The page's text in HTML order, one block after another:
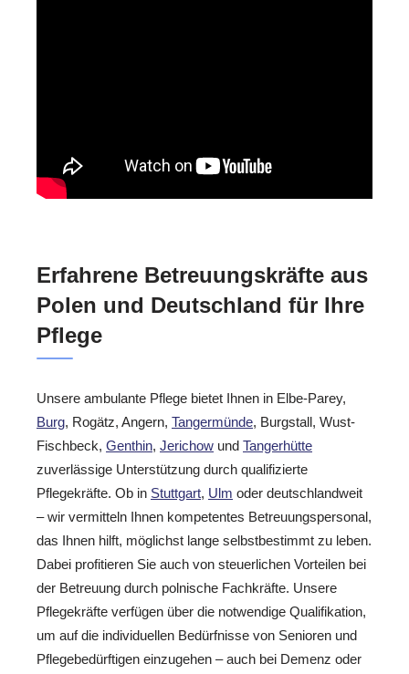
Erfahrene Betreuungskräfte aus
Polen und Deutschland für Ihre
Pflege
Unsere ambulante Pflege bietet Ihnen in Elbe-Parey,
Burg, Rogätz, Angern, Tangermünde, Burgstall, Wust-
Fischbeck, Genthin, Jerichow und Tangerhütte
zuverlässige Unterstützung durch qualifizierte
Pflegekräfte. Ob in Stuttgart, Ulm oder deutschlandweit
– wir vermitteln Ihnen kompetentes Betreuungspersonal,
das Ihnen hilft, möglichst lange selbstbestimmt zu leben.
Dabei profitieren Sie auch von steuerlichen Vorteilen bei
der Betreuung durch polnische Fachkräfte. Unsere
Pflegekräfte verfügen über die notwendige Qualifikation,
um auf die individuellen Bedürfnisse von Senioren und
Pflegebedürftigen einzugehen – auch bei Demenz oder